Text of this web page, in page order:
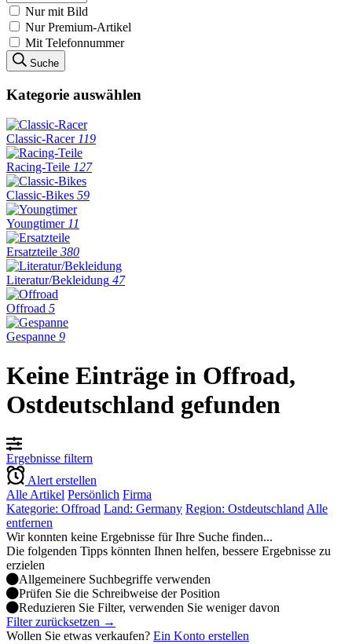
Nur mit Bild
Nur Premium-Artikel
Mit Telefonnummer
Suche
Kategorie auswählen
Classic-Racer 119
Racing-Teile 127
Classic-Bikes 59
Youngtimer 11
Ersatzteile 380
Literatur/Bekleidung 47
Offroad 5
Gespanne 9
Keine Einträge in Offroad,
Ostdeutschland gefunden
Ergebnisse filtern
Alert erstellen
Alle Artikel Persönlich Firma
Kategorie: Offroad Land: Germany Region: Ostdeutschland Alle
entfernen
Wir konnten keine Ergebnisse für Ihre Suche finden...
Die folgenden Tipps könnten Ihnen helfen, bessere Ergebnisse zu
erzielen
Allgemeinere Suchbegriffe verwenden
Prüfen Sie die Schreibweise der Position
Reduzieren Sie Filter, verwenden Sie weniger davon
Filter zurücksetzen →
Wollen Sie etwas verkaufen? Ein Konto erstellen